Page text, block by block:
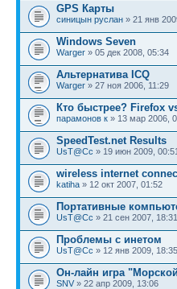
GPS Карты
синицын руслан » 21 янв
Windows Seven
Warger » 05 дек 2008, 05:34
Альтернатива ICQ
Warger » 27 ноя 2006, 11:29
Кто быстрее? Firefox
парамонов к » 13 мар 2006,
SpeedTest.net Results
UsT@Cc » 19 июн 2009, 00:51
wireless internet
katiha » 12 окт 2007, 01:52
Портативные
UsT@Cc » 21 сен 2007, 18:31
Проблемы с инетом
UsT@Cc » 12 янв 2009, 18:35
Он-лайн игра
SNV » 22 апр 2009, 13:06